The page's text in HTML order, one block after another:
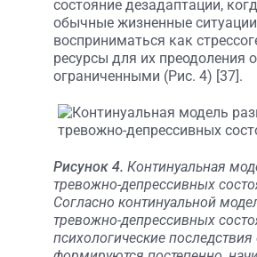
состояние дезадаптации,
обычные жизненные
восприниматься как
ресурсы для их преодоления
ограниченными (Рис. 4) [37].
Рисунок 4. Континуальная
тревожно-депрессивных
Согласно континуальной
тревожно-депрессивных
психологические последствия